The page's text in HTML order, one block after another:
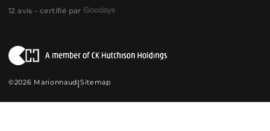
12 avis - certifié par
©2026 Marionnaud|Sitemap